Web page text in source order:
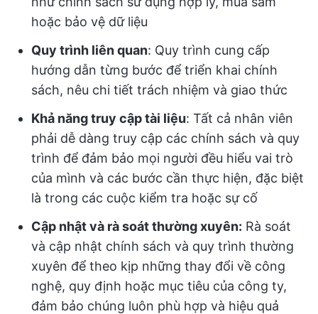
hoặc bảo vệ dữ liệu
Quy trình liên quan: Quy trình cung cấp
hướng dẫn từng bước để triển khai chính
sách, nêu chi tiết trách nhiệm và giao thức
Khả năng truy cập tài liệu: Tất cả nhân viên
phải dễ dàng truy cập các chính sách và quy
trình để đảm bảo mọi người đều hiểu vai trò
của mình và các bước cần thực hiện, đặc biệt
là trong các cuộc kiểm tra hoặc sự cố
Cập nhật và rà soát thường xuyên: Rà soát
và cập nhật chính sách và quy trình thường
xuyên để theo kịp những thay đổi về công
nghệ, quy định hoặc mục tiêu của công ty,
đảm bảo chúng luôn phù hợp và hiệu quả